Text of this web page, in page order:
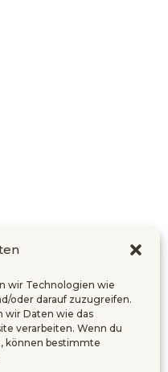
wir Technologien wie
oder darauf zuzugreifen.
wir Daten wie das
verarbeiten. Wenn du
können bestimmte